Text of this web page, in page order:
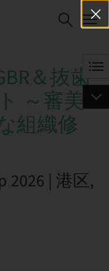
BOOK NOW
＆抜歯
～審美
組織修
2026 | 港区,